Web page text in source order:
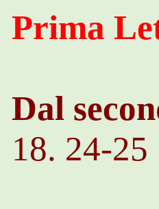
Prima
Dal
18. 24-25